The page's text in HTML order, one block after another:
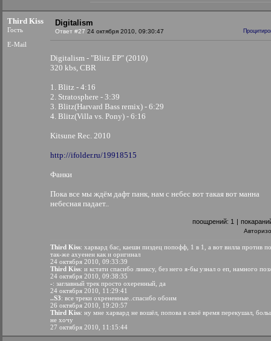
Third Kiss
Гость
E-Mail
Digitalism
Ответ #27 24 октября 2010, 09:30:47
Digitalism - "Blitz EP" (2010)
320 kbs, CBR
1. Blitz - 4:16
2. Stratosphere - 3:39
3. Blitz(Harvard Bass remix) - 6:29
4. Blitz(Villa vs. Pony) - 6:16
Kitsune Rec. 2010
http://ifolder.ru/19918515
Фанки
Пока все мы ждём дафт панк, нам с небес вот такая вот манна
небесная падает..
поощрений: 1 |
Third Kiss: харвард бас, каешн пиздец попофф, 1 в 1, а вот вилла против
так-же ахуенен как и оригинал
24 октября 2010, 09:33:39
Third Kiss: и кстати спасибо линксу, без него я-бы узнал о еп, намного
24 октября 2010, 09:38:35
-: заглавный трек просто охеренный, да
24 октября 2010, 11:29:41
..S3: все треки охрененные..спасибо обоим
26 октября 2010, 19:20:57
Third Kiss: ну мне харвард не вошёл, попова в своё время перекушал,
не хочу
27 октября 2010, 11:15:44